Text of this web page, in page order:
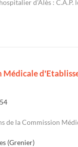
d'Alès : C.A.P.
Médicale
de la Commission
(Grenier)